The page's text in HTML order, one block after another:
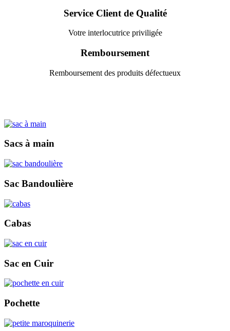
Service Client de Qualité
Votre interlocutrice priviligée
Remboursement
Remboursement des produits défectueux
Sacs à main
Sac Bandoulière
Cabas
Sac en Cuir
Pochette